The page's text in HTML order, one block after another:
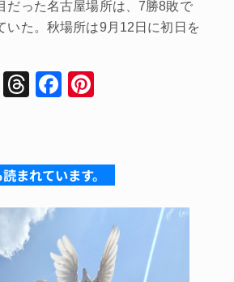
った名古屋場所は、7勝8敗で
いた。秋場所は9月12日に初日を
Bl
T
a
d
s
F
e
b
o
o
k
e
st
まれています。